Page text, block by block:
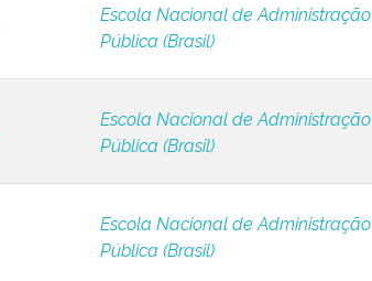
Escola Nacional de Administração
Pública (Brasil)
Escola Nacional de Administração
Pública (Brasil)
Escola Nacional de Administração
Pública (Brasil)